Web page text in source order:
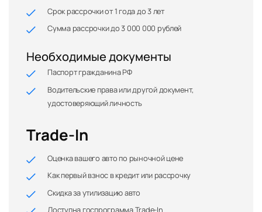
Срок рассрочки от 1 года до 3 лет
Сумма рассрочки до 3 000 000 рублей
Необходимые документы
Паспорт гражданина РФ
Водительские права или другой документ,
удостоверяющий личность
Trade-In
Оценка вашего авто по рыночной цене
Как первый взнос в кредит или рассрочку
Скидка за утилизацию авто
Доступна госпрограмма Trade-In